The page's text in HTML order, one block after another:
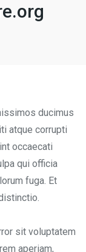
ducimus
atque corrupti
occaecati
qui officia
fuga. Et
sit voluptatem
aperiam,